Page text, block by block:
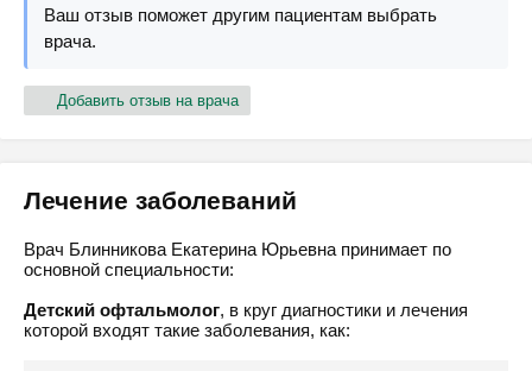
Ваш отзыв поможет другим пациентам выбрать
врача.
Добавить отзыв на врача
Лечение заболеваний
Врач Блинникова Екатерина Юрьевна принимает по
основной специальности:
Детский офтальмолог, в круг диагностики и лечения
которой входят такие заболевания, как: